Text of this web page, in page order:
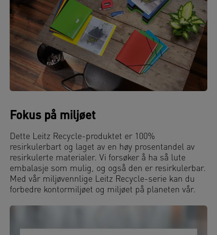
Fokus på miljøet
Dette Leitz Recycle-produktet er 100%
resirkulerbart og laget av en høy prosentandel av
resirkulerte materialer. Vi forsøker å ha så lute
embalasje som mulig, og også den er resirkulerbar.
Med vår miljøvennlige Leitz Recycle-serie kan du
forbedre kontormiljøet og miljøet på planeten vår.